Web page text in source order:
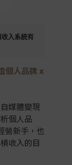
入系統有
個人品牌 x
媒體變現
個人品
營新手，也
收入的目